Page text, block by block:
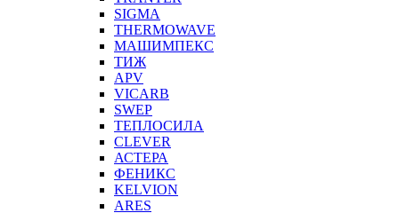
SIGMA
THERMOWAVE
МАШИМПЕКС
ТИЖ
APV
VICARB
SWEP
ТЕПЛОСИЛА
CLEVER
АСТЕРА
ФЕНИКС
KELVION
ARES